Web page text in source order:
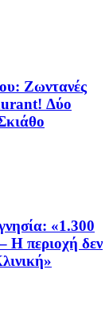
Ζωντανές
Δύο
«1.300
Η περιοχή δεν